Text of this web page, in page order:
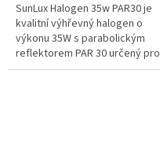
SunLux Halogen 35w PAR30 je
kvalitní výhřevný halogen o
výkonu 35W s parabolickým
reflektorem PAR 30 určený pro
vyhřívání terárií. Vysoká